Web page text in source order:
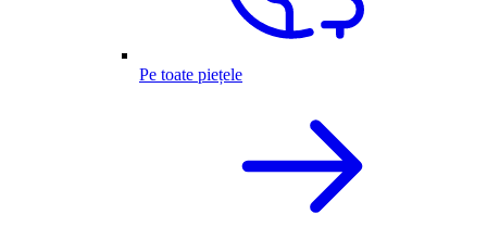
Pe toate piețele